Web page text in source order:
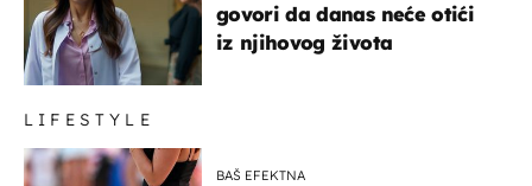
govori da danas neće otići
iz njihovog života
LIFESTYLE
BAŠ EFEKTNA